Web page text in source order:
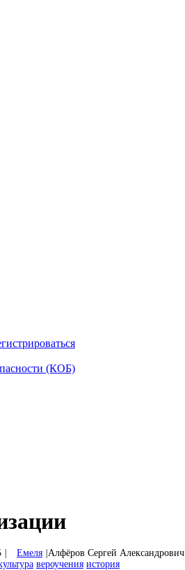
(КОБ)
Емеля Алфёров Сергей Александрович
вероучения история